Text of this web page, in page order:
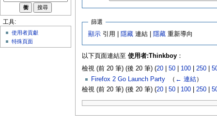
篩選
顯示 引用 | 隱藏 連結 | 隱藏 重新導向
以下頁面連結至 使用者:Thinkboy：
檢視 (前 20 筆) (後 20 筆) (20| 50| 100| 250|
Firefox 2 Go Launch Party‎ （ ← 連結）
檢視 (前 20 筆) (後 20 筆) (20| 50| 100| 250|
工具:
使用者貢獻
特殊頁面